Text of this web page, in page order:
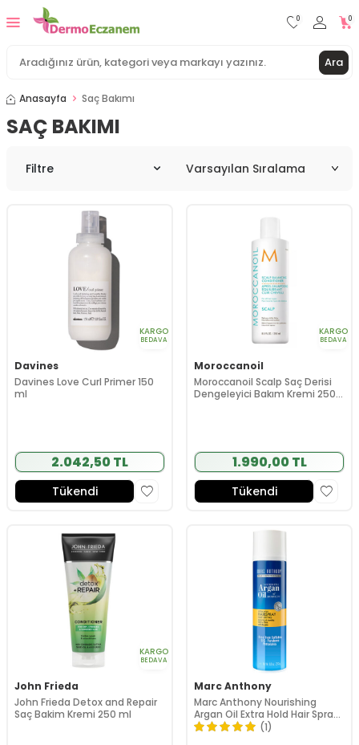
Ara
0 0
Anasayfa Saç Bakımı
SAÇ BAKIMI
Filtre
KARGO
BEDAVA
Davines
Davines Love Curl Primer 150
ml
2.042,50 TL
Tükendi
KARGO
BEDAVA
Moroccanoil
Moroccanoil Scalp Saç Derisi
Dengeleyici Bakım Kremi 250
1.990,00 TL
Tükendi
KARGO
BEDAVA
John Frieda
John Frieda Detox and Repair
Saç Bakim Kremi 250 ml
Marc Anthony
Marc Anthony Nourishing
Argan Oil Extra Hold Hair Spray
250 gr
(1)